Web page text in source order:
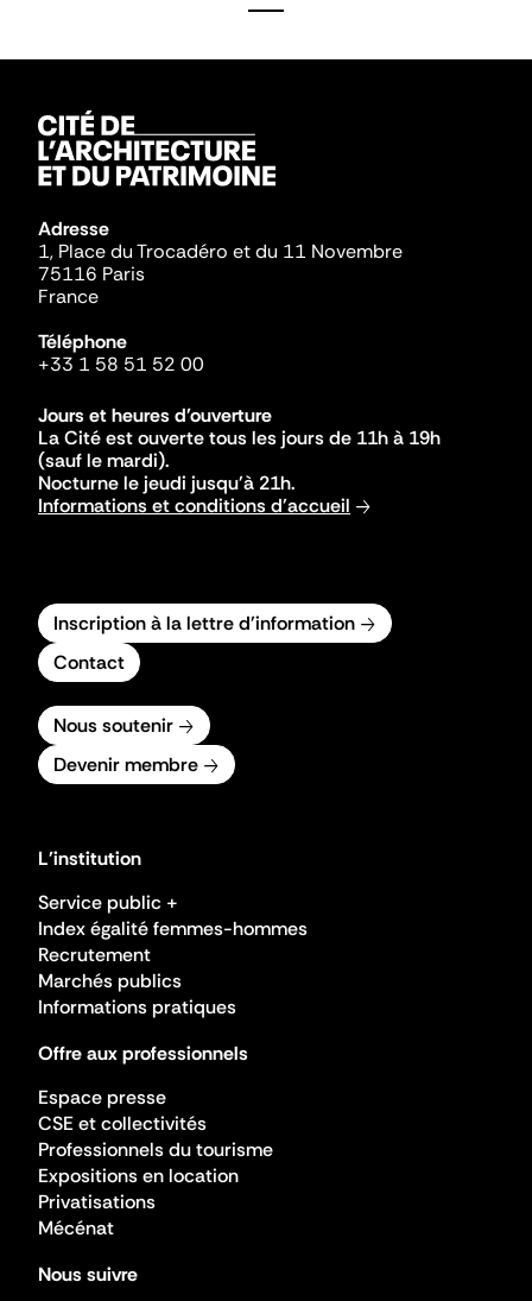
Adresse
1, Place du Trocadéro et du 11 Novembre
75116 Paris
France
Téléphone
+33 1 58 51 52 00
Jours et heures d'ouverture
La Cité est ouverte tous les jours de 11h à 19h
(sauf le mardi).
Nocturne le jeudi jusqu'à 21h.
Informations et conditions d'accueil
Inscription à la lettre d'information
Contact
Nous soutenir
Devenir membre
L'institution
Service public +
Index égalité femmes-hommes
Recrutement
Marchés publics
Informations pratiques
Offre aux professionnels
Espace presse
CSE et collectivités
Professionnels du tourisme
Expositions en location
Privatisations
Mécénat
Nous suivre